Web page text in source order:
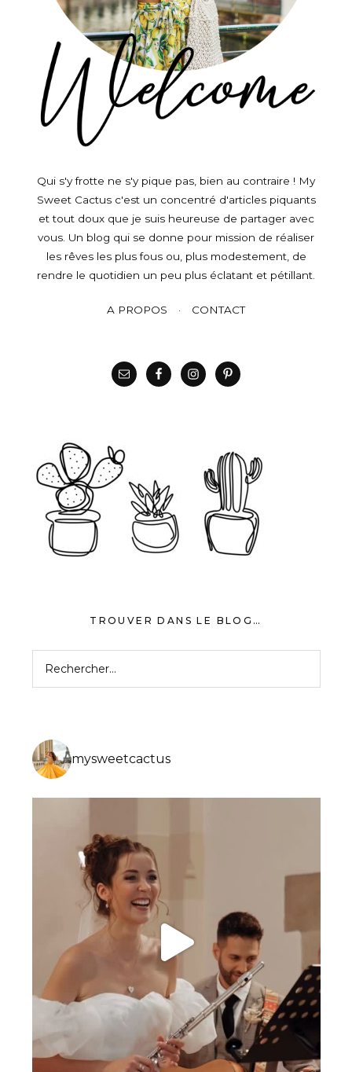
Qui s'y frotte ne s'y pique pas, bien au contraire ! My
Sweet Cactus c'est un concentré d'articles piquants
et tout doux que je suis heureuse de partager avec
vous. Un blog qui se donne pour mission de réaliser
les rêves les plus fous ou, plus modestement, de
rendre le quotidien un peu plus éclatant et pétillant.
A PROPOS CONTACT
TROUVER DANS LE BLOG…
mysweetcactus